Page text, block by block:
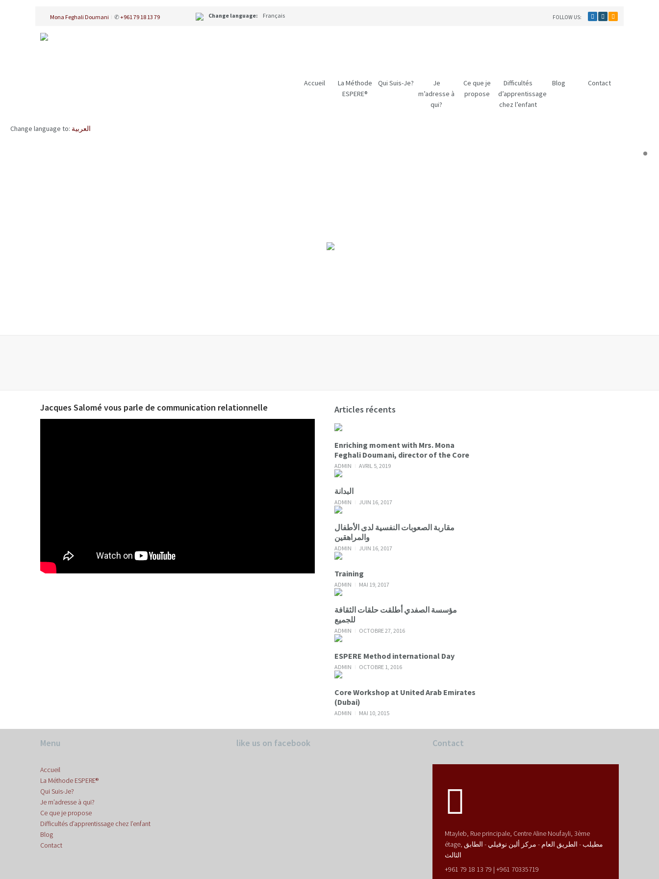
Mona Feghali Doumani ✆+961 79 18 13 79 Change language: Français FOLLOW US:
Accueil
La Méthode
ESPERE®
Qui Suis-Je?
Je
m’adresse à
qui?
Ce que je
propose
Difficultés
d’apprentissage
chez l’enfant
Blog Contact
Change language to: العربية
Jacques Salomé vous parle de communication relationnelle Articles récents
Enriching moment with Mrs. Mona
Feghali Doumani, director of the Core
ADMIN AVRIL 5, 2019
البدانة
ADMIN JUIN 16, 2017
مقاربة الصعوبات النفسية لدى الأطفال
والمراهقين
ADMIN JUIN 16, 2017
Training
ADMIN MAI 19, 2017
مؤسسة الصفدي أطلقت حلقات الثقافة
للجميع
ADMIN OCTOBRE 27, 2016
ESPERE Method international Day
ADMIN OCTOBRE 1, 2016
Core Workshop at United Arab Emirates
(Dubai)
ADMIN MAI 10, 2015
Menu
Accueil
La Méthode ESPERE®
Qui Suis-Je?
Je m’adresse à qui?
Ce que je propose
Difficultés d’apprentissage chez l’enfant
Blog
Contact
like us on facebook Contact
Mtayleb, Rue principale, Centre Aline Noufayli, 3ème
étage, مطيلب - الطريق العام - مركز ألين نوفيلي - الطابق
الثالث
+961 79 18 13 79 | +961 70335719